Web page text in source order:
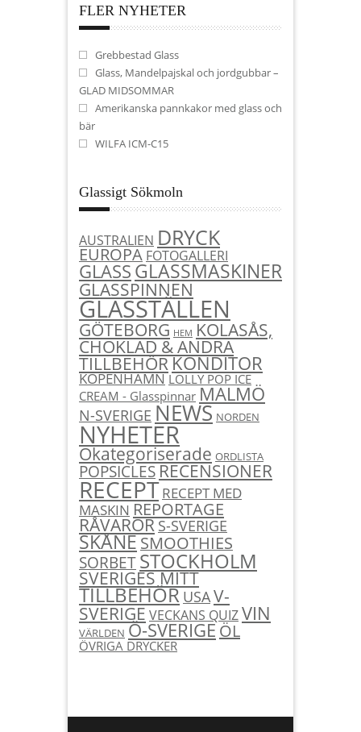
FLER NYHETER
Grebbestad Glass
Glass, Mandelpajskal och jordgubbar –
GLAD MIDSOMMAR
Amerikanska pannkakor med glass och
bär
WILFA ICM-C15
Glassigt Sökmoln
AUSTRALIEN DRYCK
EUROPA FOTOGALLERI
GLASSGLASSMASKINER
GLASSPINNEN
GLASSTÄLLEN
GÖTEBORG HEM KOLASÅS,
CHOKLAD & ANDRA
TILLBEHÖRKONDITOR
KÖPENHAMN LOLLY POP ICE
CREAM - Glasspinnar MALMÖ
N-SVERIGE NEWS NORDEN
NYHETER
Okategoriserade ORDLISTA
POPSICLESRECENSIONER
RECEPT RECEPT MED
MASKIN REPORTAGE
RÅVARORS-SVERIGE
SKÅNESMOOTHIES
SORBETSTOCKHOLM
SVERIGES MITT
TILLBEHÖR USAV-
SVERIGEVECKANS QUIZVIN
VÄRLDEN Ö-SVERIGEÖL
ÖVRIGA DRYCKER